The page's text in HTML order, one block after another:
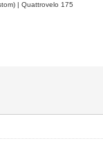
| Quattrovelo 175